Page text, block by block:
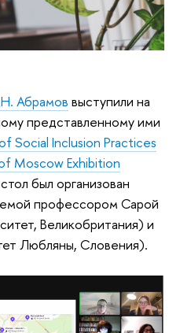
Абрамов выступили на
представленному ими
Social Inclusion Practices
Moscow Exhibition
был организован
профессором Сарой
Великобритания) и
Любляны, Словения).